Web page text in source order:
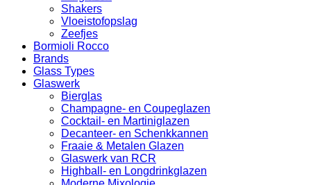
Shakers
Vloeistofopslag
Zeefjes
Bormioli Rocco
Brands
Glass Types
Glaswerk
Bierglas
Champagne- en Coupeglazen
Cocktail- en Martiniglazen
Decanteer- en Schenkkannen
Fraaie & Metalen Glazen
Glaswerk van RCR
Highball- en Longdrinkglazen